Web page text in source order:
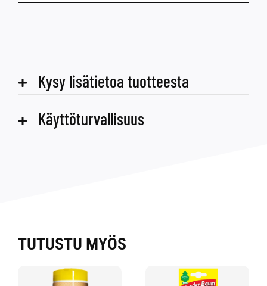
Kysy lisätietoa tuotteesta
Käyttöturvallisuus
TUTUSTU MYÖS